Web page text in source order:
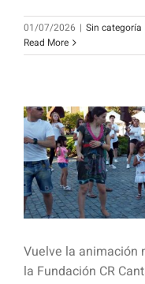
01/07/2026 | Sin categoría
Read More
Vuelve la animación
la Fundación CR